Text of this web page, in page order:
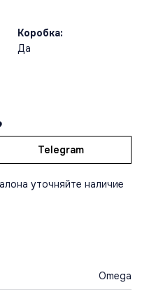
Коробка:
Да
Telegram
уточняйте наличие
Omega